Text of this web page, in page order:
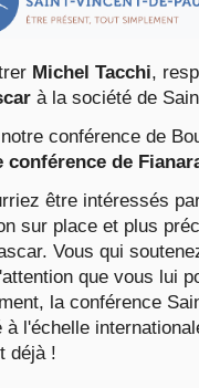
Michel Tacchi,
à la société de
conférence de
conférence de
être intéressés
sur place et plus
Vous qui
que vous lui
la conférence
à l'échelle
déjà !